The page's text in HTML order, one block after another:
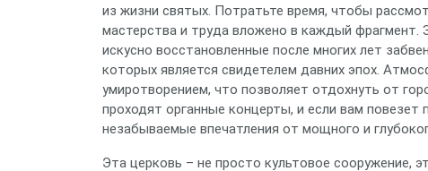
из жизни святых. Потратьте время, чтобы
мастерства и труда вложено в каждый
искусно восстановленные после многих лет
которых является свидетелем давних эпох.
умиротворением, что позволяет отдохнуть от
проходят органные концерты, и если вам
незабываемые впечатления от мощного и
Эта церковь – не просто культовое сооружение,